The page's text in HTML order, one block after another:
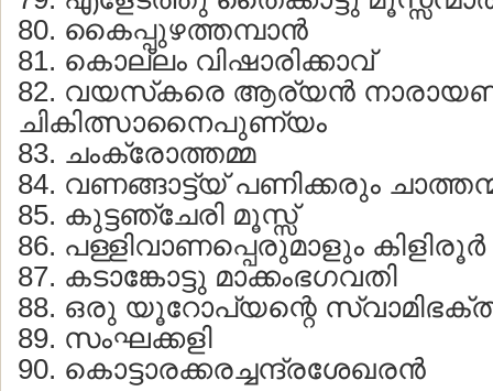
80. കൈപ്പുഴത്തമ്പാന്‍
81. കൊല്ലം വിഷാരിക്കാവ്
82. വയസ്‌കരെ ആര്യന്‍
ചികിത്സാനൈപുണ്യം
83. ചംക്രോത്തമ്മ
84. വണങ്ങാട്ട്യ് പണിക്കരും
85. കുട്ടഞ്ചേരി മൂസ്സ്
86. പള്ളിവാണപ്പെരുമാളും
87. കടാങ്കോട്ടു മാക്കംഭഗവതി
88. ഒരു യൂറോപ്യന്റെ
89. സംഘക്കളി
90. കൊട്ടാരക്കരച്ചന്ദ്രശേഖരന്‍